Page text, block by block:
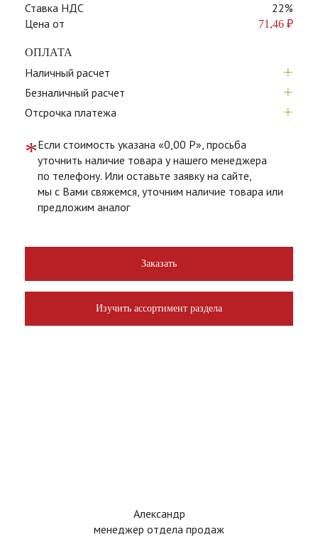
Ставка НДС
22%
Цена от
71,46 ₽
ОПЛАТА
Наличный расчет +
Безналичный расчет +
Отсрочка платежа +
*Если стоимость указана «0,00 Р», просьба
уточнить наличие товара у нашего менеджера
по телефону. Или оставьте заявку на сайте,
мы с Вами свяжемся, уточним наличие товара или
предложим аналог
Заказать
Изучить ассортимент раздела
Александр
менеджер отдела продаж